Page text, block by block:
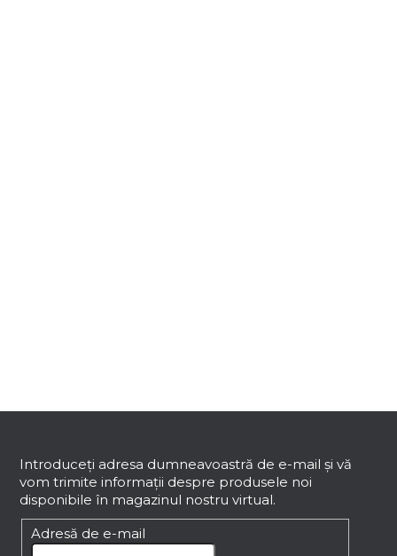
Introduceţi adresa dumneavoastră de e-mail şi vă
vom trimite informaţii despre produsele noi
disponibile în magazinul nostru virtual.
Adresă de e-mail